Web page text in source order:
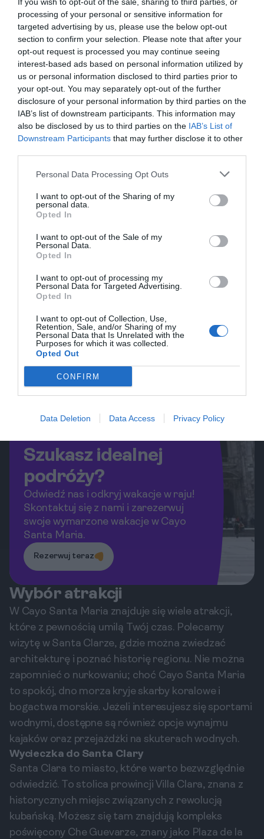
processing of your personal or sensitive information for
targeted advertising by us, please use the below opt-out
section to confirm your selection. Please note that after your
opt-out request is processed you may continue seeing
interest-based ads based on personal information utilized by
us or personal information disclosed to third parties prior to
your opt-out. You may separately opt-out of the further
disclosure of your personal information by third parties on the
IAB’s list of downstream participants. This information may
also be disclosed by us to third parties on the IAB’s List of
Downstream Participants that may further disclose it to other
Personal Data Processing Opt Outs
I want to opt-out of the Sharing of my
personal data.
Opted In
I want to opt-out of the Sale of my
Personal Data.
Opted In
I want to opt-out of processing my
Personal Data for Targeted Advertising.
Opted In
I want to opt-out of Collection, Use,
Retention, Sale, and/or Sharing of my
Personal Data that Is Unrelated with the
Purposes for which it was collected.
Opted Out
CONFIRM
Data Deletion Data Access Privacy Policy
autentycznych dań prosto z Morza
Karaibskiego.
gotowych ofert biur podróży? Ten
kompleksowy poradnik pokaże Ci, jak
krok po kroku zorganizować
niezapomnianą podróż na Kubę na
własną rękę – od znalezienia lotów,
przez formalności wizowe, po
planowanie budżetu i atrakcji.
1 08.06.2026•9 min
3
Cayo Santa Maria: gdzie zjeść —
lokalne klasyki i street food?
Cayo Santa Maria to raj dla miłośników
dobrego jedzenia. Bez względu na to,
czy jesteś fanem kuchni karaibskiej,
międzynarodowej czy ulicznego
jedzenia, znajdziesz tutaj coś dla siebie.
Restauracje i stoiska z jedzeniem
oferują niezapomniane doznania
0 19.09.2025• 3 min
Cayo Santa Maria: co zobaczyć w 48
godzin?
Cayo Santa Maria to raj na ziemi, który
przyciąga turystów swoimi
poszukuje miejsca, gdzie możliwe jest
turkusowych wód, Cayo Santa Maria
pewnością zaspokoi pragnienia
miłośników tropicalnych klimatów i
widokowe i zdjęcia?
wyspa na Kubie, znana z zapierających
Idealne miejsce do relaksu i odkrywania
wypadowa do eksploracji pobliskich
atrakcji.
Szukasz idealnej
podróży?
Odwiedź nas i odkryj wakacje w raju!
Skontaktuj się z nami i zarezerwuj
swoje wymarzone wakacje w Cayo
Santa Maria.
Rezerwuj teraz
Wybór atrakcji
W Cayo Santa Maria znajduje się wiele atrakcji,
które z pewnością umilą Twój czas. Polecamy
wizytę w Santa Clarze, gdzie można zwiedzać
architekturę i poznać historię regionu. Nie można
zapomnieć o nurkowaniu; choć Cayo Santa Maria
to spokój, dno morza kryje skarby koralowe i
bogactwa morskie. Jeżeli interesujesz się sportami
wodnymi, dostępne są również opcje wynajmu
kajaków oraz przejażdżki na skuterach wodnych.
Wycieczka do Santa Clary
Santa Clara to miasto, które warto bezwzględnie
odwiedzić. To stolica prowincji Villa Clara, znana z
historycznych miejsc związanych z rewolucją
kubańską. Możesz się tam znajdują kompleks
poświęcony Che Guevarze, znany jako Plaza de la